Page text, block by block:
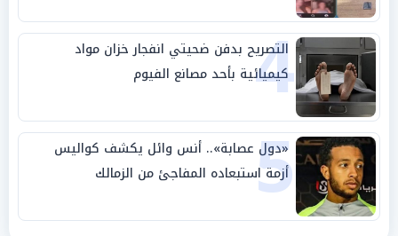
4
التصريح بدفن ضحيتي انفجار خزان مواد
كيميائية بأحد مصانع الفيوم
5
«دول عصابة».. أنس وائل يكشف كواليس
أزمة استبعاده المفاجئ من الزمالك